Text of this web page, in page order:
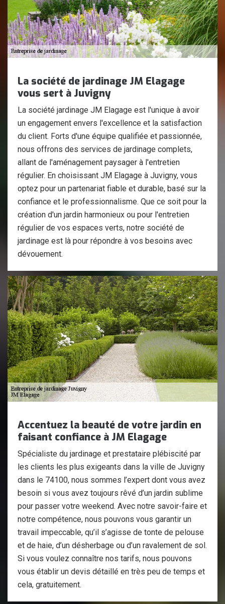
La société de jardinage JM Elagage
vous sert à Juvigny
La société jardinage JM Elagage est l'unique à avoir
un engagement envers l'excellence et la satisfaction
du client. Forts d'une équipe qualifiée et passionnée,
nous offrons des services de jardinage complets,
allant de l'aménagement paysager à l'entretien
régulier. En choisissant JM Elagage à Juvigny, vous
optez pour un partenariat fiable et durable, basé sur la
confiance et le professionnalisme. Que ce soit pour la
création d'un jardin harmonieux ou pour l'entretien
régulier de vos espaces verts, notre société de
jardinage est là pour répondre à vos besoins avec
dévouement.
Accentuez la beauté de votre jardin en
faisant confiance à JM Elagage
Spécialiste du jardinage et prestataire plébiscité par
les clients les plus exigeants dans la ville de Juvigny
dans le 74100, nous sommes l’expert dont vous avez
besoin si vous avez toujours rêvé d’un jardin sublime
pour passer votre weekend. Avec notre savoir-faire et
notre compétence, nous pouvons vous garantir un
travail impeccable, qu’il s’agisse de tonte de pelouse
et de haie, d’un désherbage ou d’un ravalement de sol.
Si vous voulez connaître nos tarifs, nous pouvons
vous établir un devis détaillé en très peu de temps et
cela, gratuitement.